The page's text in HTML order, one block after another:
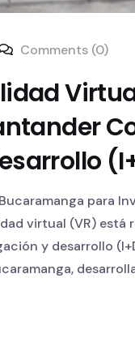
Comments (0)
para
virtual (VR)
y desarrollo